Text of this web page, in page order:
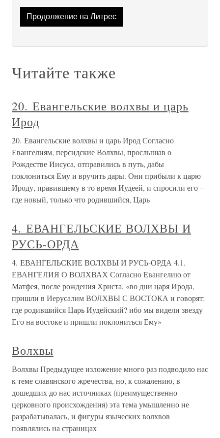
Продолжение на Литрес
Читайте также
20. Евангельские волхвы и царь
Ирод
20. Евангельские волхвы и царь Ирод Согласно
Евангелиям, персидские Волхвы, прослышав о
Рождестве Иисуса, отправились в путь, дабы
поклониться Ему и вручить дары. Они прибыли к царю
Ироду, правившему в то время Иудеей, и спросили его –
где новый, только что родившийся, Царь
4. ЕВАНГЕЛЬСКИЕ ВОЛХВЫ И
РУСЬ-ОРДА
4. ЕВАНГЕЛЬСКИЕ ВОЛХВЫ И РУСЬ-ОРДА 4.1.
ЕВАНГЕЛИЯ О ВОЛХВАХ Согласно Евангелию от
Матфея, после рождения Христа, «во дни царя Ирода,
пришли в Иерусалим ВОЛХВЫ С ВОСТОКА и говорят:
где родившийся Царь Иудейский? ибо мы видели звезду
Его на востоке и пришли поклониться Ему»
Волхвы
Волхвы Предыдущее изложение много раз подводило нас
к теме славянского жречества, но, к сожалению, в
дошедших до нас источниках (преимущественно
церковного происхождения) эта тема умышленно не
разрабатывалась, и фигуры языческих волхвов
появлялись на страницах